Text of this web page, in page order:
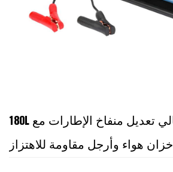
180L تعليق ضغط عالي تعديل منفاخ الإطارات مع
خزان هواء وأرجل مقاومة للاهتزاز